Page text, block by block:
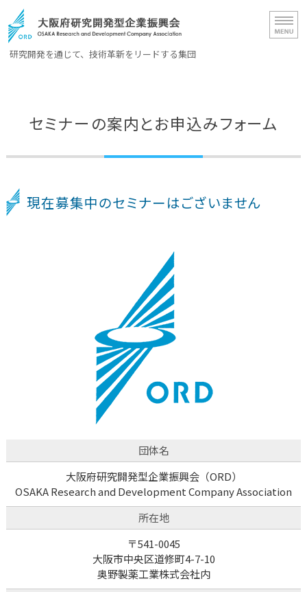
大阪府研究開発型企
研究開発を通じて、技術革新をリードする集団
ORD概要
お問い合わせ
セミナーの案内とお申込みフォーム
現在募集中のセミナーはございません
団体名
大阪府研究開発型企業振興会（ORD）
OSAKA Research and Development Company Association
所在地
〒541-0045
大阪市中央区道修町4-7-10
奥野製薬工業株式会社内